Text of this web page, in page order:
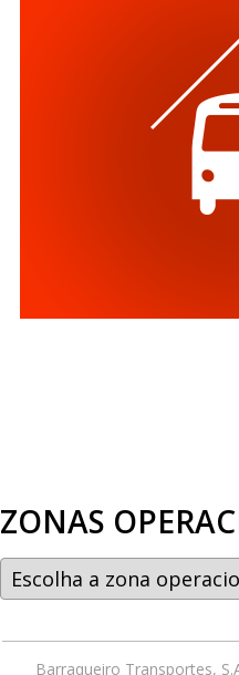
ZONAS
Barraqueiro Transportes,